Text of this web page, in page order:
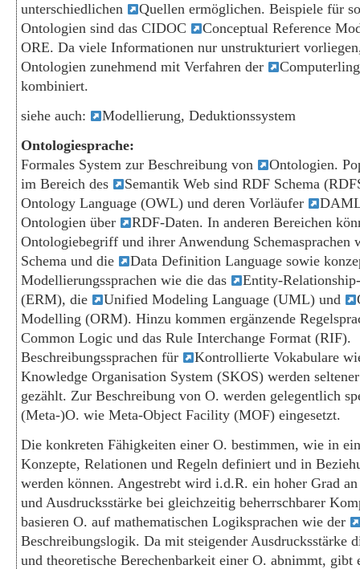
unterschiedlichen
Quellen ermöglichen. Beispiele für
Ontologien sind das CIDOC
Conceptual Reference
ORE. Da viele Informationen nur unstrukturiert
Ontologien zunehmend mit Verfahren der
kombiniert.
siehe auch:
Modellierung, Deduktionssystem
Ontologiesprache:
Formales System zur Beschreibung von
Ontologien.
im Bereich des
Semantik Web sind RDF Schema
Ontology Language (OWL) und deren Vorläufer
Ontologien über
RDF-Daten. In anderen Bereichen
Ontologiebegriff und ihrer Anwendung Schemasprachen
Schema und die
Data Definition Language sowie
Modellierungssprachen wie die das
Entity-
(ERM), die
Unified Modeling Language (UML) und
Modelling (ORM). Hinzu kommen ergänzende
Common Logic und das Rule Interchange Format (RIF).
Beschreibungssprachen für
Kontrollierte Vokabulare
Knowledge Organisation System (SKOS) werden
gezählt. Zur Beschreibung von O. werden gelegentlich
(Meta-)O. wie Meta-Object Facility (MOF) eingesetzt.
Die konkreten Fähigkeiten einer O. bestimmen, wie in
Konzepte, Relationen und Regeln definiert und in
werden können. Angestrebt wird i.d.R. ein hoher Grad
und Ausdrucksstärke bei gleichzeitig beherrschbarer
basieren O. auf mathematischen Logiksprachen wie der
Beschreibungslogik. Da mit steigender Ausdrucksstärke
und theoretische Berechenbarkeit einer O. abnimmt, gibt